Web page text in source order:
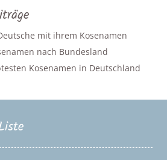
mit ihrem Kosenamen
nach Bundesland
Kosenamen in Deutschland